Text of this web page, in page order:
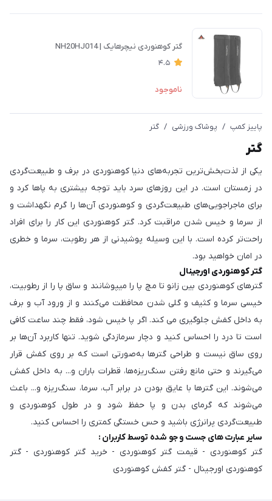
گتر کوهنوردی نیچرهایک | NH20HJ014
4.5
ناموجود
پاییز کمپ / پوشاک ورزشی / گتر
گتر
یکی از لذت‌بخش‌ترین تجربه‌های دنیا کوهنوردی در برف و طبیعت‌گردی
در زمستان است. در این روزهای سرد باید توجه بیشتری به پاها کرد و
برای ماجراجویی‌های طبیعت‌گردی و کوهنوردی آن‌ها را گرم نگهداشت و
از سرما و خیس شدن مراقبت کرد. گتر کوهنوردی این کار را برای افراد
راحت‌تر کرده است. با این وسیله پوشیدنی از هر رطوبت، سرما و خطری
در امان خواهید بود.
گتر کوهنوردی اورجینال
گترهای کوهنوردی بین زانو تا مچ پا را میپوشانند و ساق پا را از رطوبیت،
خیسی سرما و کثیف و گلی شدن محافظت می‌کنند و از ورود آب و برف
به داخل کفش جلوگیری می کند. اگر پا خیس شود، فقط چند ساعت کافی
است تا درد را احساس کنید و دچار سرمازدگی شوید. تنها کاربرد آن‌ها بر
روی ساق نیست و طراحی گترها به‌صورتی است که بر روی کفش قرار
می‌گیرند و حتی مانع رفتن سنگ‌ریزه‌ها، قطرات باران و... به داخل کفش
می‌شوند. این گترها با عایق بودن در برابر آب، سرما، سنگ‌ریزه و... باعث
می‌شوند که گرمای بدن و پا حفظ شود و در طول کوهنوردی و
طبیعت‌گردی پرانرژی باشید و حس خستگی کمتری را احساس کنید.
سایر عبارت های جست و جو شده توسط کاربران :
گتر کوهنوردی - قیمت گتر کوهنوردی - خرید گتر کوهنوردی - گتر
کوهنوردی اورجینال - گتر کفش کوهنوردی